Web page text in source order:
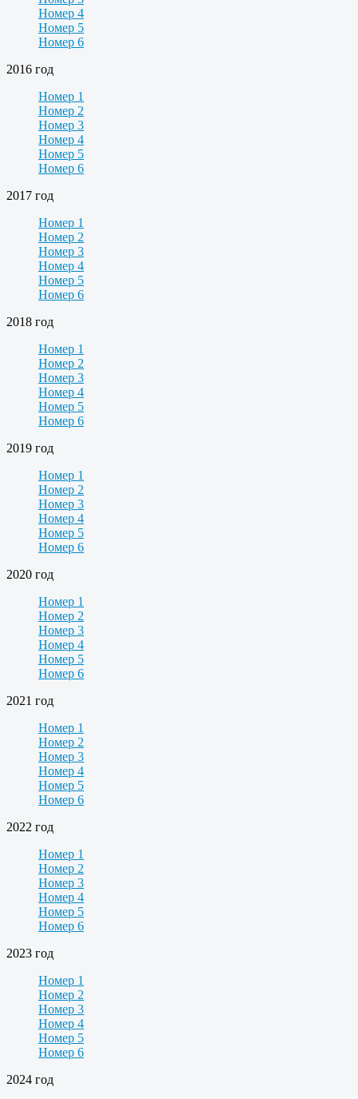
Номер 4
Номер 5
Номер 6
2016 год
Номер 1
Номер 2
Номер 3
Номер 4
Номер 5
Номер 6
2017 год
Номер 1
Номер 2
Номер 3
Номер 4
Номер 5
Номер 6
2018 год
Номер 1
Номер 2
Номер 3
Номер 4
Номер 5
Номер 6
2019 год
Номер 1
Номер 2
Номер 3
Номер 4
Номер 5
Номер 6
2020 год
Номер 1
Номер 2
Номер 3
Номер 4
Номер 5
Номер 6
2021 год
Номер 1
Номер 2
Номер 3
Номер 4
Номер 5
Номер 6
2022 год
Номер 1
Номер 2
Номер 3
Номер 4
Номер 5
Номер 6
2023 год
Номер 1
Номер 2
Номер 3
Номер 4
Номер 5
Номер 6
2024 год